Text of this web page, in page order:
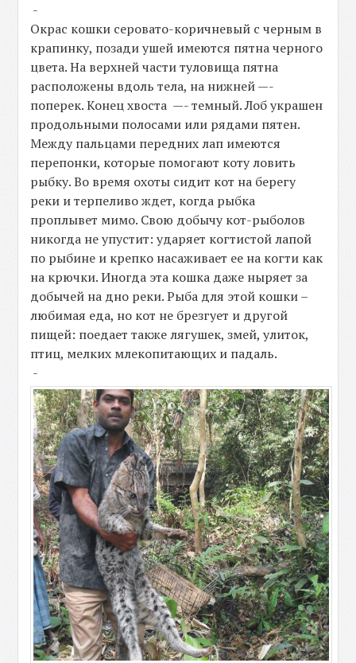
-
Окрас кошки серовато-коричневый с черным в
крапинку, позади ушей имеются пятна черного
цвета. На верхней части туловища пятна
расположены вдоль тела, на нижней —-
поперек. Конец хвоста —- темный. Лоб украшен
продольными полосами или рядами пятен.
Между пальцами передних лап имеются
перепонки, которые помогают коту ловить
рыбку. Во время охоты сидит кот на берегу
реки и терпеливо ждет, когда рыбка
проплывет мимо. Свою добычу кот-рыболов
никогда не упустит: ударяет когтистой лапой
по рыбине и крепко насаживает ее на когти как
на крючки. Иногда эта кошка даже ныряет за
добычей на дно реки. Рыба для этой кошки –
любимая еда, но кот не брезгует и другой
пищей: поедает также лягушек, змей, улиток,
птиц, мелких млекопитающих и падаль.
-